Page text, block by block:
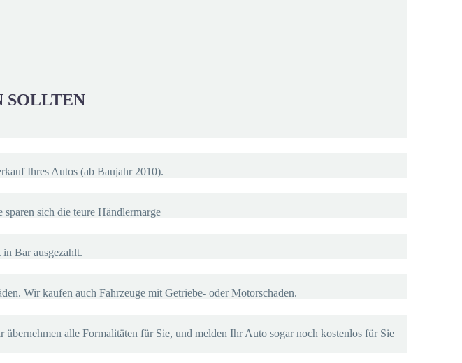
SOLLTEN
Ihres Autos (ab Baujahr 2010).
sich die teure Händlermarge
Bar ausgezahlt.
Wir kaufen auch Fahrzeuge mit Getriebe- oder Motorschaden.
alle Formalitäten für Sie, und melden Ihr Auto sogar noch kostenlos für Sie